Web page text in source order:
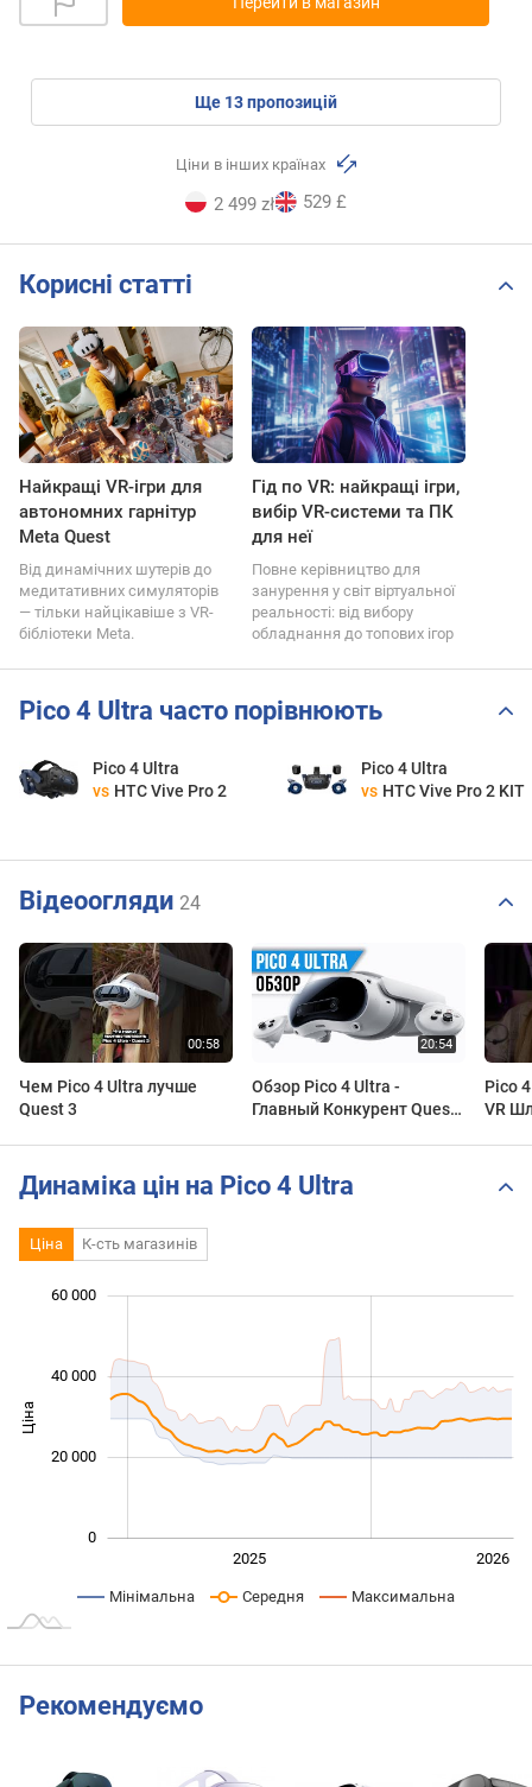
ще 13пропозицій
Ціни в інших країнах
2 499 zł 529 £
Корисні статті
Найкращі VR-ігри для
автономних гарнітур
Meta Quest
Від динамічних шутерів до
медитативних симуляторів
— тільки найцікавіше з VR-
бібліотеки Meta.
Гід по VR: найкращі ігри,
вибір VR-системи та ПК
для неї
Повне керівництво для
занурення у світ віртуальної
реальності: від вибору
обладнання до топових ігор
Pico 4 Ultra часто порівнюють
Pico 4 Ultra
vs HTC Vive Pro 2
Pico 4 Ultra
vs HTC Vive Pro 2 KIT
Відеоогляди 24
Чем Pico 4 Ultra лучше
Quest 3
Обзор Pico 4 Ultra -
Главный Конкурент Quest
Pico
VR
Динаміка цін на Pico 4 Ultra
Ціна К-сть магазинів
Ціна
0
20 000
40 000
60 000
2025 2026
Мінімальна Середня Максимальна
Рекомендуємо